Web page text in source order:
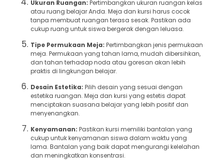
Ukuran Ruangan: Pertimbangkan ukuran ruangan kelas
atau ruang belajar Anda. Meja dan kursi harus cocok
tanpa membuat ruangan terasa sesak. Pastikan ada
cukup ruang untuk siswa bergerak dengan leluasa.
Tipe Permukaan Meja: Pertimbangkan jenis permukaan
meja. Permukaan yang tahan lama, mudah dibersihkan,
dan tahan terhadap noda atau goresan akan lebih
praktis di lingkungan belajar.
Desain Estetika: Pilih desain yang sesuai dengan
estetika ruangan. Meja dan kursi yang estetis dapat
menciptakan suasana belajar yang lebih positif dan
menyenangkan.
Kenyamanan: Pastikan kursi memiliki bantalan yang
cukup untuk kenyamanan siswa dalam waktu yang
lama. Bantalan yang baik dapat mengurangi kelelahan
dan meningkatkan konsentrasi.